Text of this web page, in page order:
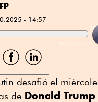
- 14:57
ReadSpeaker
Compartir
por
Compartir
por
desafió el
de Donald Trump